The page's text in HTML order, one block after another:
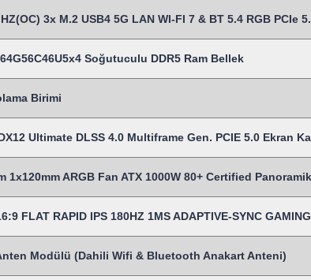
3x M.2 USB4 5G LAN WI-FI 7 & BT 5.4 RGB PCIe
Soğutuculu DDR5 Ram Bellek
Birimi
Ultimate DLSS 4.0 Multiframe Gen. PCIE 5.0 Ekran
1x120mm ARGB Fan ATX 1000W 80+ Certified
FLAT RAPID IPS 180HZ 1MS ADAPTIVE-SYNC
Modülü (Dahili Wifi & Bluetooth Anakart Anteni)